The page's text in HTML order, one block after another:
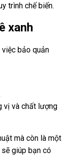
trình chế biến.
xanh
bảo quản
vị và chất lượng
mà còn là một
giúp bạn có